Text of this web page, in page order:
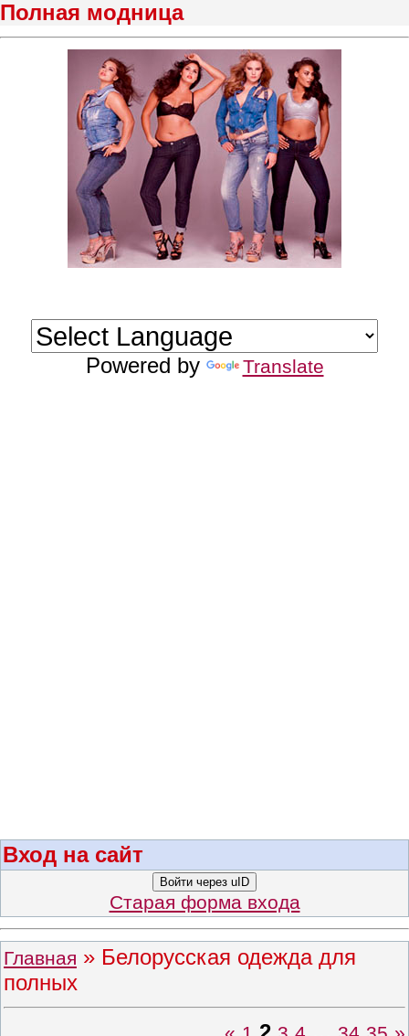
Полная модница
Powered by Translate
Вход на сайт
Войти через uID
Старая форма входа
Главная » Белорусская одежда для
полных